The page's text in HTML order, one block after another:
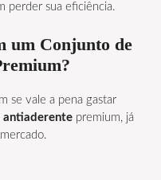
perder sua eficiência.
um Conjunto de
se vale a pena gastar
antiaderente premium, já